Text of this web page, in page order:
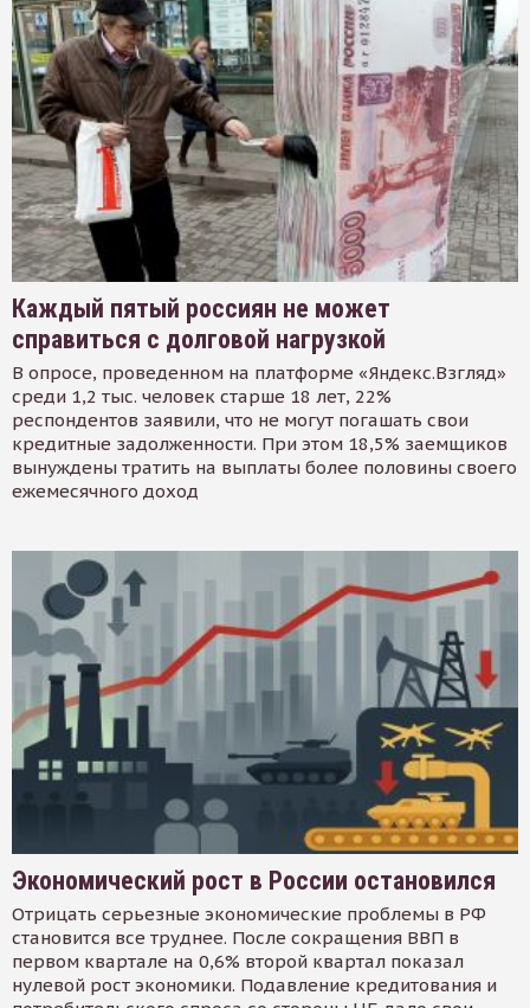
Каждый пятый россиян не может
справиться с долговой нагрузкой
В опросе, проведенном на платформе «Яндекс.Взгляд»
среди 1,2 тыс. человек старше 18 лет, 22%
респондентов заявили, что не могут погашать свои
кредитные задолженности. При этом 18,5% заемщиков
вынуждены тратить на выплаты более половины своего
ежемесячного доход
Экономический рост в России остановился
Отрицать серьезные экономические проблемы в РФ
становится все труднее. После сокращения ВВП в
первом квартале на 0,6% второй квартал показал
нулевой рост экономики. Подавление кредитования и